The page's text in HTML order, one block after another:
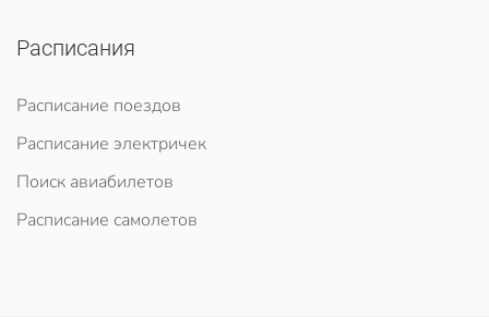
Расписания
Расписание поездов
Расписание электричек
Поиск авиабилетов
Расписание самолетов